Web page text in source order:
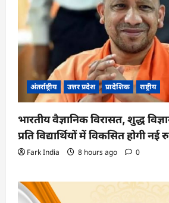
अंतर्राष्ट्रीय उत्तर प्रदेश प्रादेशिक राष्ट्रीय
भारतीय वैज्ञानिक विरासत, शुद्ध
प्रति विद्यार्थियों में विकसित होगी नई
Fark India 8 hours ago 0